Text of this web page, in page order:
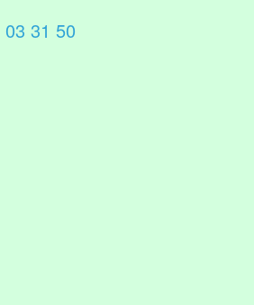
31 50